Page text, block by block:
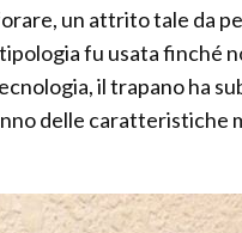
un attrito tale da
fu usata finché
il trapano ha
delle caratteristiche